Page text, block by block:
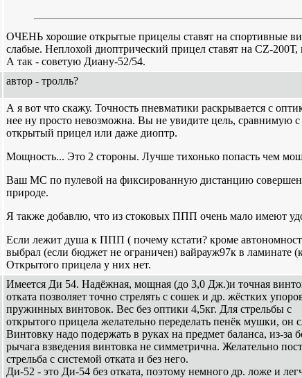
ОЧЕНЬ хорошие открытые прицелы ставят на спортивные
слабые. Неплохой диоптрический прицел ставят на CZ-
А так - советую Диану-52/54.
автор - тролль?
А я вот что скажу. Точность пневматики раскрывается с
нее ну просто невозможна. Вы не увидите цель, сравнимую
открытый прицел или даже диоптр.
Мощность... Это 2 стороны. Лучше тихонько попасть чем
Ваш МС по пулевой на фиксированную дистанцию
природе.
Я также добавлю, что из стоковых ППП очень мало имеют
Если лежит душа к ППП ( почему кстати? кроме
выбрал (если бюджет не ограничен) вайрауж97к в
Открытого прицела у них нет.
Имеется Ди 54. Надёжная, мощная (до 3,0 Дж.)и точная
отката позволяет точно стрелять с сошек и др. жёстких
пружинных винтовок. Вес без оптики 4,5кг. Для стрельбы с
открытого прицела желательно переделать пенёк мушки, он
Винтовку надо подержать в руках на предмет баланса, из-за
рычага взведения винтовка не симметрична. Желательно
стрельба с системой отката и без него.
Ди-52 - это Ди-54 без отката, поэтому немного др. ложе и